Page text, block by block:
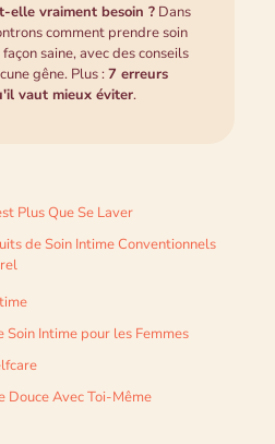
elle vraiment besoin ?Dans
comment prendre soin
saine, avec des conseils
gêne. Plus :7 erreurs
vaut mieux éviter.
Plus Que Se Laver
de Soin Intime Conventionnels
Intime pour les Femmes
Douce Avec Toi-Même